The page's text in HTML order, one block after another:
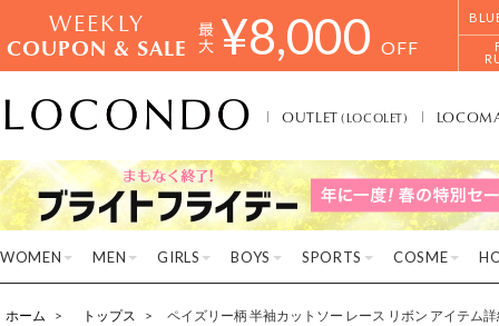
WEEKLY
COUPON & SALE ¥8,000 OFF
OUTLET(LOCOLET)
WOMEN MEN GIRLS BOYS SPORTS COSME
ホーム トップス ペイズリー柄 半袖カットソー レース リボン アイテム